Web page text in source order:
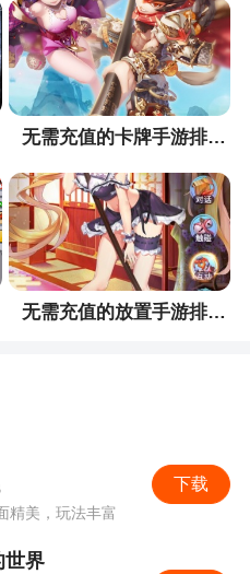
无需充值的卡牌手游排行榜
无需充值的放置手游排行榜
下载
精美，玩法丰富
世界